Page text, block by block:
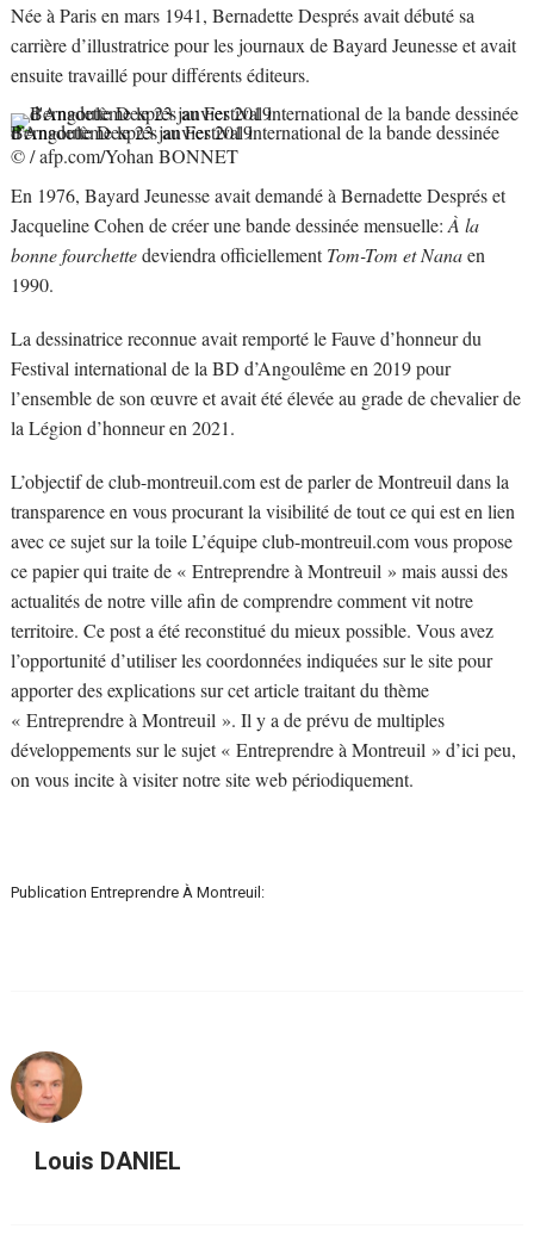
Née à Paris en mars 1941, Bernadette Després avait débuté sa
carrière d’illustratrice pour les journaux de Bayard Jeunesse et avait
ensuite travaillé pour différents éditeurs.
Bernadette Després au Festival international de la bande dessinée d’Angoulème le 23 janvier 2019
©/afp.com/Yohan BONNET
En 1976, Bayard Jeunesse avait demandé à Bernadette Després et
Jacqueline Cohen de créer une bande dessinée mensuelle: À la
bonne fourchettedeviendra officiellementTom-Tom et Nanaen
1990.
La dessinatrice reconnue avait remporté le Fauve d’honneur du
Festival international de la BD d’Angoulême en 2019 pour
l’ensemble de son œuvre et avait été élevée au grade de chevalier de
la Légion d’honneur en 2021.
L’objectif de club-montreuil.com est de parler de Montreuil dans la
transparence en vous procurant la visibilité de tout ce qui est en lien
avec ce sujet sur la toile L’équipe club-montreuil.com vous propose
ce papier qui traite de « Entreprendre à Montreuil » mais aussi des
actualités de notre ville afin de comprendre comment vit notre
territoire. Ce post a été reconstitué du mieux possible. Vous avez
l’opportunité d’utiliser les coordonnées indiquées sur le site pour
apporter des explications sur cet article traitant du thème
« Entreprendre à Montreuil ». Il y a de prévu de multiples
développements sur le sujet « Entreprendre à Montreuil » d’ici peu,
on vous incite à visiter notre site web périodiquement.
Publication Entreprendre À Montreuil:
Louis DANIEL